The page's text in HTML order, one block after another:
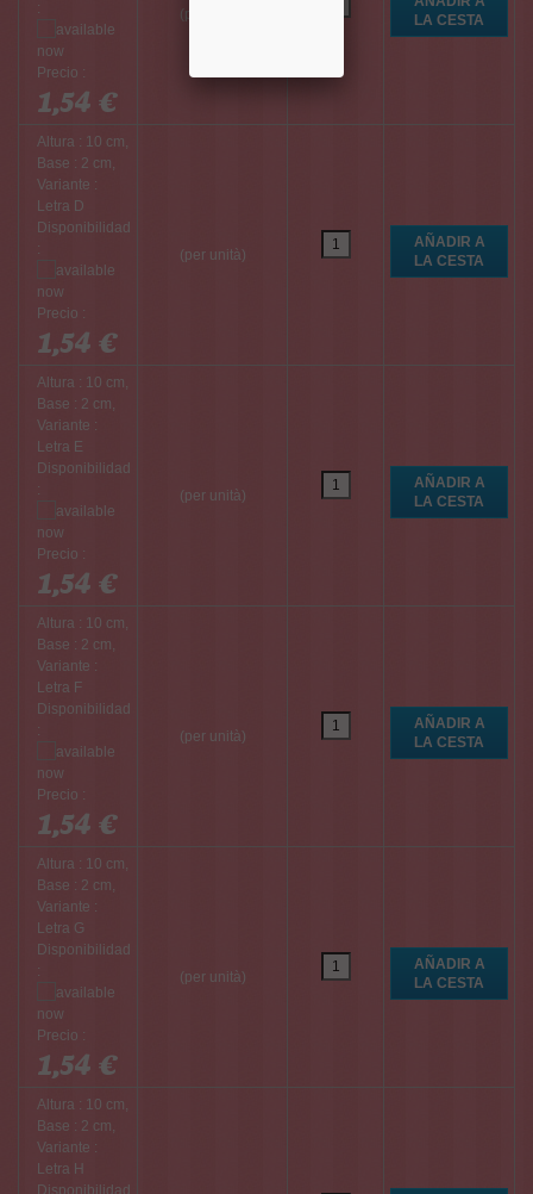
:
Precio :
1,54 €
(per unità)
Altura : 10 cm,
Base : 2 cm,
Variante :
Letra D
Disponibilidad
:
Precio :
1,54 €
(per unità)
Altura : 10 cm,
Base : 2 cm,
Variante :
Letra E
Disponibilidad
:
Precio :
1,54 €
(per unità)
Altura : 10 cm,
Base : 2 cm,
Variante :
Letra F
Disponibilidad
:
Precio :
1,54 €
(per unità)
Altura : 10 cm,
Base : 2 cm,
Variante :
Letra G
Disponibilidad
:
Precio :
1,54 €
(per unità)
Altura : 10 cm,
Base : 2 cm,
Variante :
Letra H
Disponibilidad